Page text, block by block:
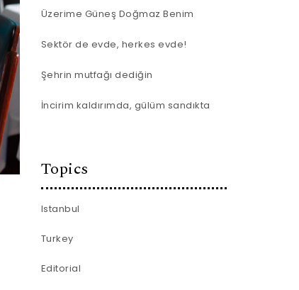
Üzerime Güneş Doğmaz Benim
Sektör de evde, herkes evde!
Şehrin mutfağı dediğin
İncirim kaldırımda, gülüm sandıkta
Topics
Istanbul
Turkey
Editorial